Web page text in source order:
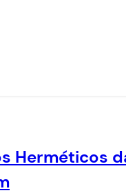
Herméticos